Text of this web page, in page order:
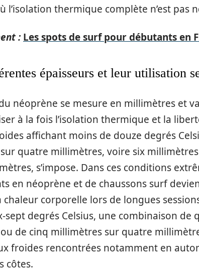
l’isolation thermique complète n’est pas
: Les spots de surf pour débutants en
épaisseurs et leur utilisation
du néoprène se mesure en millimètres et
à la fois l’isolation thermique et la
affichant moins de douze degrés
quatre millimètres, voire six
s’impose. Dans ces conditions
en néoprène et de chaussons surf
corporelle lors de longues
sept degrés Celsius, une combinaison
de cinq millimètres sur quatre
froides rencontrées notamment en
côtes.